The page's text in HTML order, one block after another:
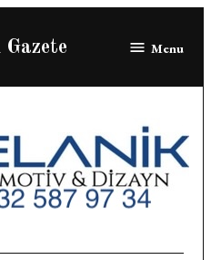
Menu